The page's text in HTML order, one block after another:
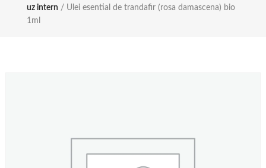
uz intern / Ulei esential de trandafir (rosa damascena) bio
1ml